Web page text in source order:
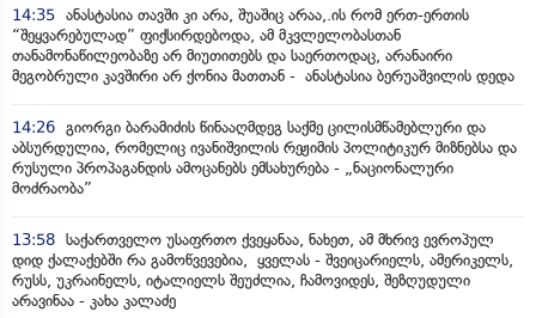
14:35 ანასტასია თავში კი არა, შუაშიც არაა,.ის რომ ერთ-ერთის
“შეყვარებულად” ფიქსირდებოდა, ამ მკვლელობასთან
თანამონაწილეობაზე არ მიუთითებს და საერთოდაც, არანაირი
მეგობრული კავშირი არ ქონია მათთან - ანასტასია ბერუაშვილის დედა
14:26 გიორგი ბარამიძის წინააღმდეგ საქმე ცილისმწამებლური და
აბსურდულია, რომელიც ივანიშვილის რეჟიმის პოლიტიკურ მიზნებსა და
რუსული პროპაგანდის ამოცანებს ემსახურება - „ნაციონალური
მოძრაობა”
13:58 საქართველო უსაფრთო ქვეყანაა, ნახეთ, ამ მხრივ ევროპულ
დიდ ქალაქებში რა გამოწვევებია, ყველას - შვეიცარიელს, ამერიკელს,
რუსს, უკრაინელს, იტალიელს შეუძლია, ჩამოვიდეს, შეზღუდული
არავინაა - კახა კალაძე